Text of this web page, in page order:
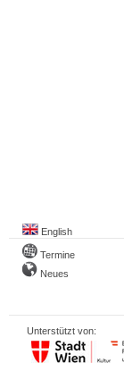
English
Termine
Neues
Unterstützt von: